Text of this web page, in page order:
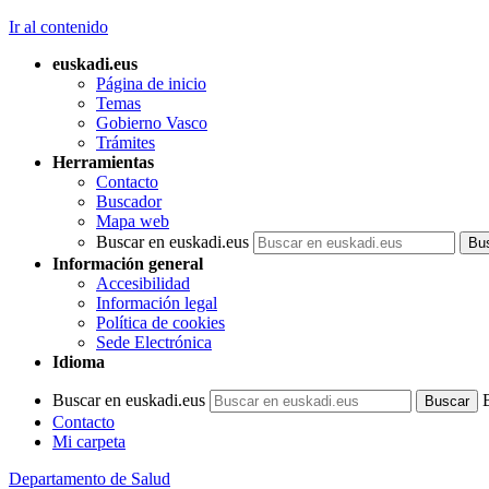
Ir al contenido
euskadi.eus
Página de inicio
Temas
Gobierno Vasco
Trámites
Herramientas
Contacto
Buscador
Mapa web
Buscar en euskadi.eus
Información general
Accesibilidad
Información legal
Política de cookies
Sede Electrónica
Idioma
Buscar en euskadi.eus
Contacto
Mi carpeta
Departamento de Salud